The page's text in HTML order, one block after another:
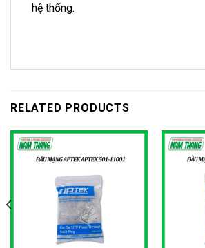
hệ thống.
RELATED PRODUCTS